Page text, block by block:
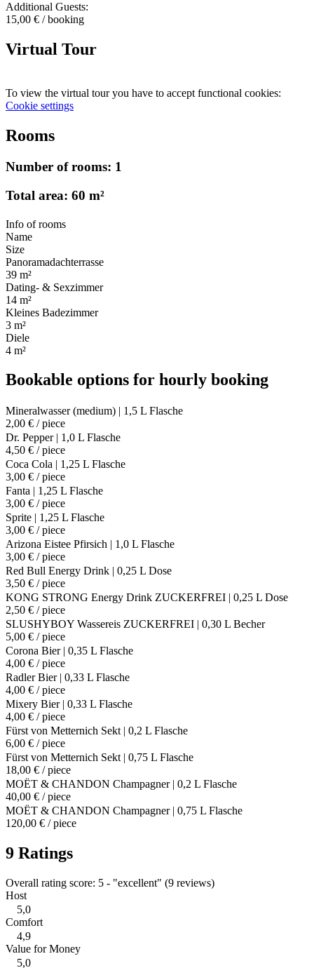
Additional Guests:
15,00 € / booking
Virtual Tour
To view the virtual tour you have to accept functional cookies:
Cookie settings
Rooms
Number of rooms: 1
Total area: 60 m²
Info of rooms
Name
Size
Panoramadachterrasse
39 m²
Dating- & Sexzimmer
14 m²
Kleines Badezimmer
3 m²
Diele
4 m²
Bookable options for hourly booking
Mineralwasser (medium) | 1,5 L Flasche
2,00 € / piece
Dr. Pepper | 1,0 L Flasche
4,50 € / piece
Coca Cola | 1,25 L Flasche
3,00 € / piece
Fanta | 1,25 L Flasche
3,00 € / piece
Sprite | 1,25 L Flasche
3,00 € / piece
Arizona Eistee Pfirsich | 1,0 L Flasche
3,00 € / piece
Red Bull Energy Drink | 0,25 L Dose
3,50 € / piece
KONG STRONG Energy Drink ZUCKERFREI | 0,25 L Dose
2,50 € / piece
SLUSHYBOY Wassereis ZUCKERFREI | 0,30 L Becher
5,00 € / piece
Corona Bier | 0,35 L Flasche
4,00 € / piece
Radler Bier | 0,33 L Flasche
4,00 € / piece
Mixery Bier | 0,33 L Flasche
4,00 € / piece
Fürst von Metternich Sekt | 0,2 L Flasche
6,00 € / piece
Fürst von Metternich Sekt | 0,75 L Flasche
18,00 € / piece
MOËT & CHANDON Champagner | 0,2 L Flasche
40,00 € / piece
MOËT & CHANDON Champagner | 0,75 L Flasche
120,00 € / piece
9 Ratings
Overall rating score: 5 - "excellent" (9 reviews)
Host
5,0
Comfort
4,9
Value for Money
5,0